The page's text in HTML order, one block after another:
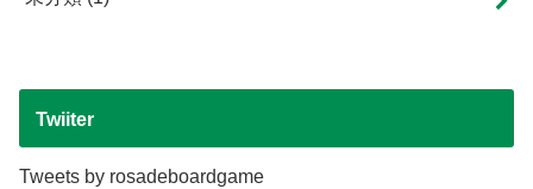
Twiiter
Tweets by rosadeboardgame